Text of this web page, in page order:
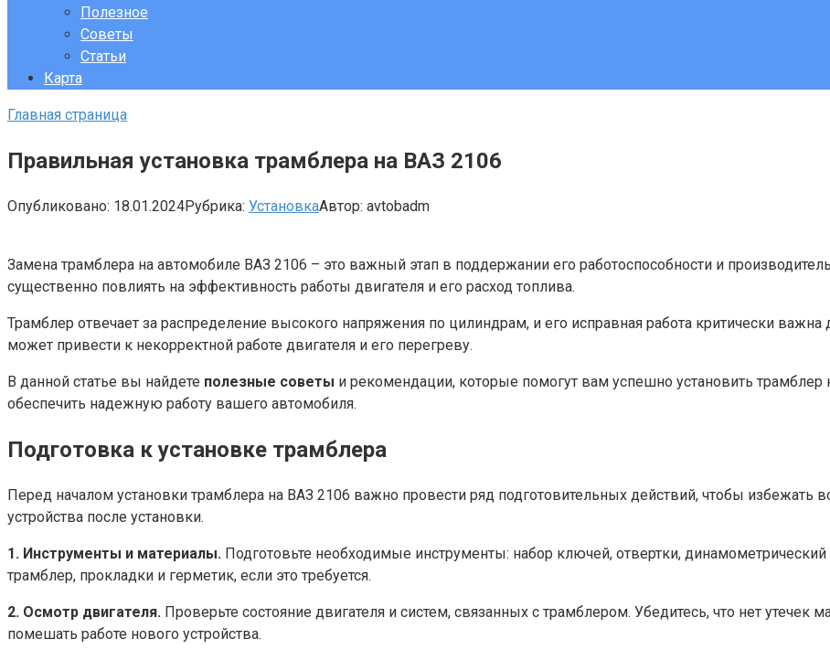
Полезное
Советы
Статьи
Карта
Главная страница
Правильная установка трамблера на ВАЗ 2106
Опубликовано: 18.01.2024Рубрика: УстановкаАвтор: avtobadm
Замена трамблера на автомобиле ВАЗ 2106 – это важный этап в поддержании его работоспособности и
существенно повлиять на эффективность работы двигателя и его расход топлива.
Трамблер отвечает за распределение высокого напряжения по цилиндрам, и его исправная работа критически важна
может привести к некорректной работе двигателя и его перегреву.
В данной статье вы найдете полезные советы и рекомендации, которые помогут вам успешно установить
обеспечить надежную работу вашего автомобиля.
Подготовка к установке трамблера
Перед началом установки трамблера на ВАЗ 2106 важно провести ряд подготовительных действий, чтобы
устройства после установки.
1. Инструменты и материалы. Подготовьте необходимые инструменты: набор ключей, отвертки,
трамблер, прокладки и герметик, если это требуется.
2. Осмотр двигателя. Проверьте состояние двигателя и систем, связанных с трамблером. Убедитесь, что нет
помешать работе нового устройства.